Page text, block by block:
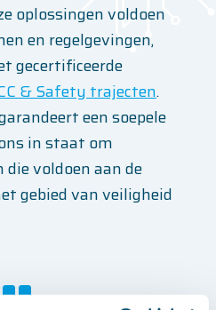
oplossingen voldoen
en regelgevingen,
gecertificeerde
& Safety trajecten.
een soepele
in staat om
voldoen aan de
gebied van veiligheid